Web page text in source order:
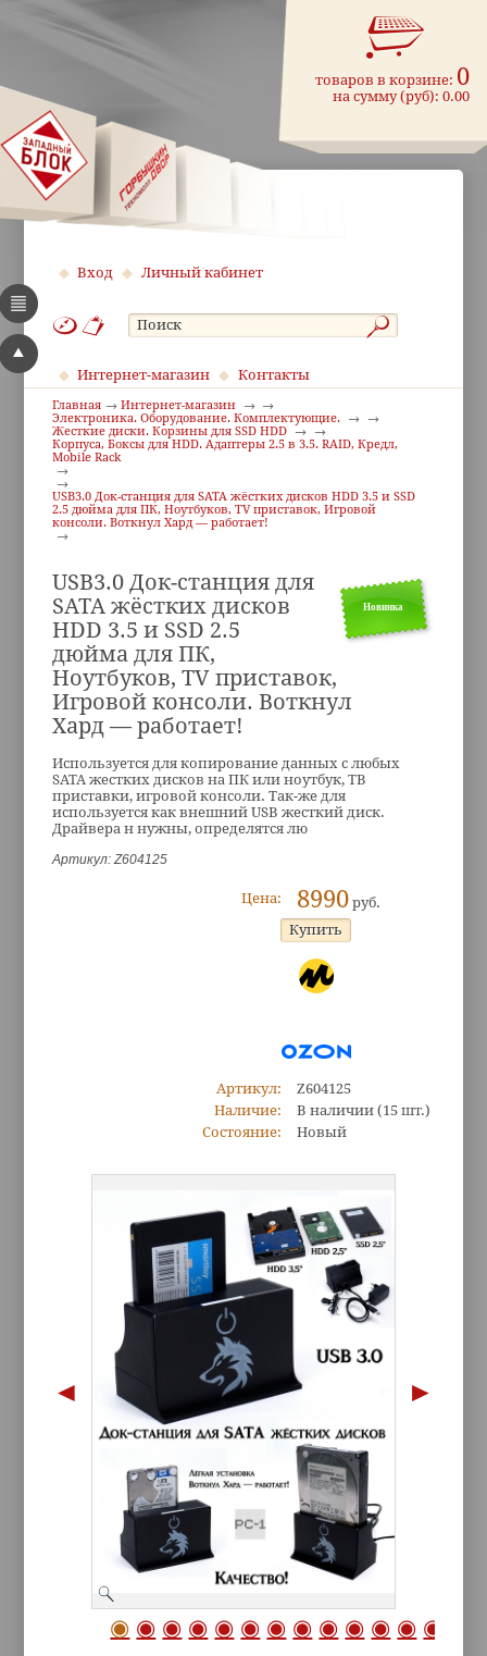
товаров в корзине: 0
на сумму (руб):0.00
Вход Личный кабинет
Интернет-магазин Контакты
Главная
Интернет-магазин
Электроника. Оборудование. Комплектующие.
Жесткие диски. Корзины для SSD HDD
Корпуса, Боксы для HDD. Адаптеры 2.5 в 3.5. RAID, Кредл,
Mobile Rack
USB3.0 Док-станция для SATA жёстких дисков HDD 3.5 и SSD
2.5 дюйма для ПК, Ноутбуков, ТV приставок, Игровой
консоли. Воткнул Хард — работает!
Новинка
USB3.0 Док-станция для
SATA жёстких дисков
HDD 3.5 и SSD 2.5
дюйма для ПК,
Ноутбуков, ТV приставок,
Игровой консоли. Воткнул
Хард — работает!
Используется для копирование данных с любых
SATA жестких дисков на ПК или ноутбук, ТВ
приставки, игровой консоли. Так-же для
используется как внешний USB жесткий диск.
Драйвера н нужны, определятся лю
Артикул: Z604125
Цена: 8990руб.
Артикул:
Z604125
Наличие:
В наличии (15 шт.)
Состояние:
Новый